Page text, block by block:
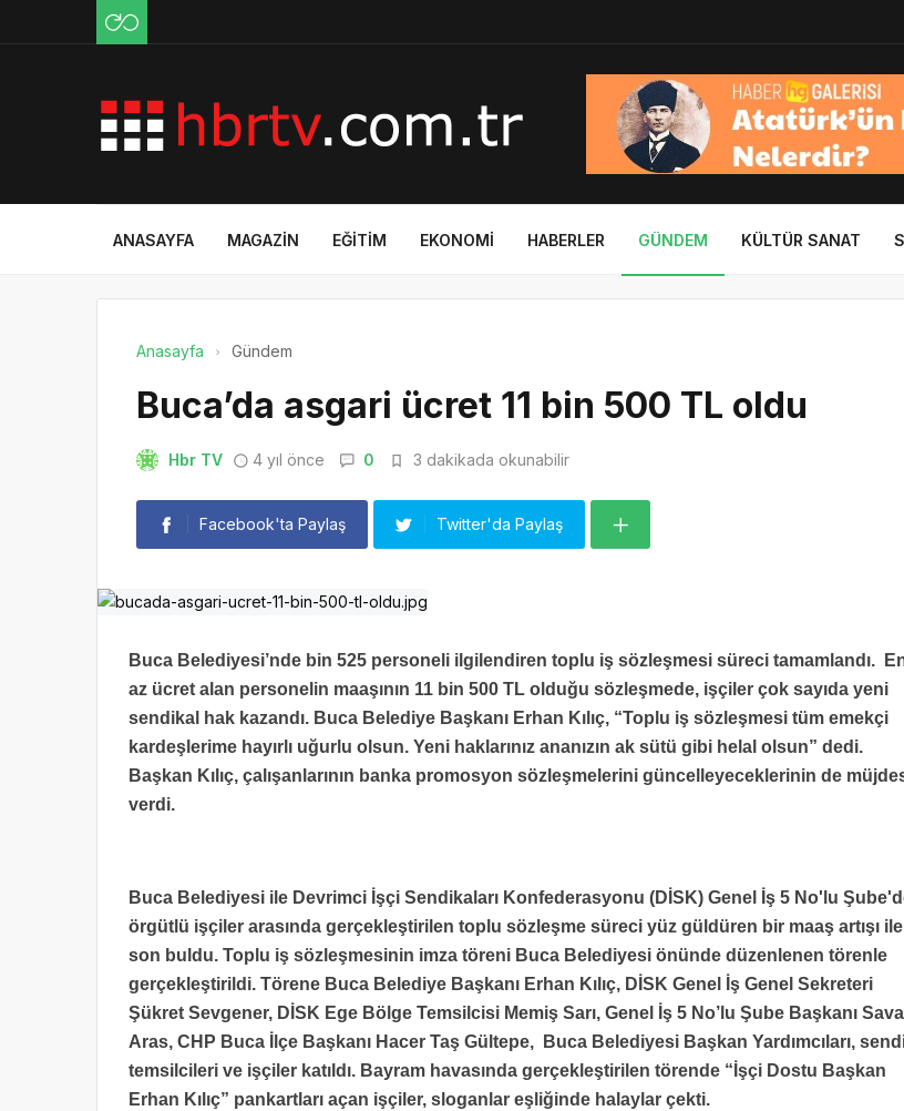
ANASAYFA MAGAZIN EĞITIM EKONOMI HABERLER GÜNDEM KÜLTÜR SANAT
Anasayfa Gündem
Buca’da asgari ücret 11 bin 500 TL oldu
Hbr TV 4 yıl önce 0 3 dakikada okunabilir
Facebook'ta Paylaş Twitter'da Paylaş
Buca Belediyesi’nde bin 525 personeli ilgilendiren toplu iş sözleşmesi süreci tamamlandı.
az ücret alan personelin maaşının 11 bin 500 TL olduğu sözleşmede, işçiler çok sayıda yeni
sendikal hak kazandı. Buca Belediye Başkanı Erhan Kılıç, “Toplu iş sözleşmesi tüm emekçi
kardeşlerime hayırlı uğurlu olsun. Yeni haklarınız ananızın ak sütü gibi helal olsun” dedi.
Başkan Kılıç, çalışanlarının banka promosyon sözleşmelerini güncelleyeceklerinin de
verdi.
Buca Belediyesi ile Devrimci İşçi Sendikaları Konfederasyonu (DİSK) Genel İş 5 No'lu
örgütlü işçiler arasında gerçekleştirilen toplu sözleşme süreci yüz güldüren bir maaş artışı ile
son buldu. Toplu iş sözleşmesinin imza töreni Buca Belediyesi önünde düzenlenen törenle
gerçekleştirildi. Törene Buca Belediye Başkanı Erhan Kılıç, DİSK Genel İş Genel Sekreteri
Şükret Sevgener, DİSK Ege Bölge Temsilcisi Memiş Sarı, Genel İş 5 No’lu Şube Başkanı
Aras, CHP Buca İlçe Başkanı Hacer Taş Gültepe, Buca Belediyesi Başkan Yardımcıları,
temsilcileri ve işçiler katıldı. Bayram havasında gerçekleştirilen törende “İşçi Dostu Başkan
Erhan Kılıç” pankartları açan işçiler, sloganlar eşliğinde halaylar çekti.